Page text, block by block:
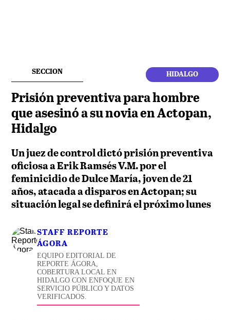
SECCION HIDALGO
Prisión preventiva para hombre
que asesinó a su novia en Actopan,
Hidalgo
Un juez de control dictó prisión preventiva
oficiosa a Erik Ramsés V.M. por el
feminicidio de Dulce María, joven de 21
años, atacada a disparos en Actopan; su
situación legal se definirá el próximo lunes
STAFF REPORTE
ÁGORA
EQUIPO EDITORIAL DE
REPORTE ÁGORA,
COBERTURA LOCAL EN
HIDALGO CON ENFOQUE EN
SERVICIO PÚBLICO Y DATOS
VERIFICADOS.